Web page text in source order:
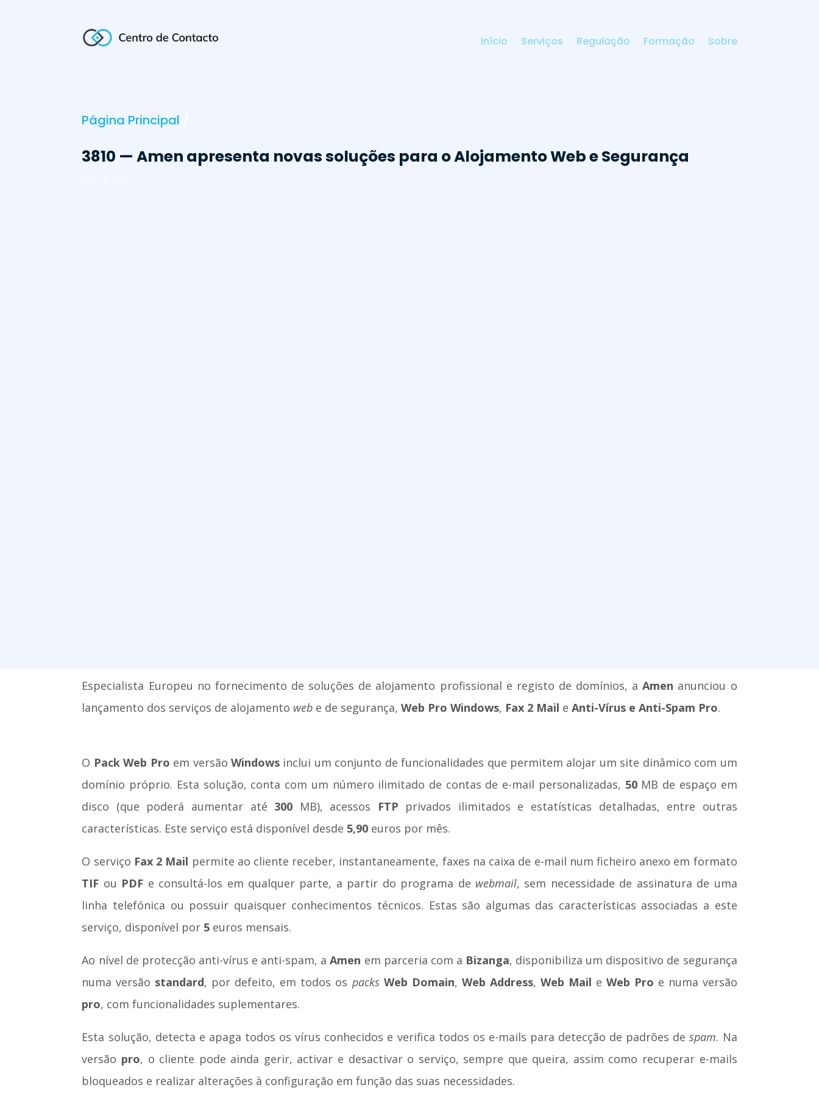
Início Serviços Regulação Formação Sobre
Página Principal
3810 — Amen apresenta novas soluções para o Alojamento Web e Segurança
Especialista Europeu no fornecimento de soluções de alojamento profissional e registo de domínios, aAmen anunciou o
lançamento dos serviços de alojamento web e de segurança,Web Pro Windows, Fax 2 Mail eAnti-Vírus e Anti-Spam Pro.
O Pack Web Pro em versãoWindows inclui um conjunto de funcionalidades que permitem alojar um site dinâmico com um
domínio próprio. Esta solução, conta com um número ilimitado de contas de e-mail personalizadas, 50MB de espaço em
disco (que poderá aumentar até 300 MB), acessos FTP privados ilimitados e estatísticas detalhadas, entre outras
características. Este serviço está disponível desde 5,90 euros por mês.
O serviço Fax 2 Mail permite ao cliente receber, instantaneamente, faxes na caixa de e-mail num ficheiro anexo em formato
TIF ou PDF e consultá-los em qualquer parte, a partir do programa de webmail, sem necessidade de assinatura de uma
linha telefónica ou possuir quaisquer conhecimentos técnicos. Estas são algumas das características associadas a este
serviço, disponível por 5 euros mensais.
Ao nível de protecção anti-vírus e anti-spam, aAmen em parceria com a Bizanga, disponibiliza um dispositivo de segurança
numa versão standard, por defeito, em todos os packs Web Domain, Web Address, Web Mail e Web Pro e numa versão
pro, com funcionalidades suplementares.
Esta solução, detecta e apaga todos os vírus conhecidos e verifica todos os e-mails para detecção de padrões despam. Na
versão pro, o cliente pode ainda gerir, activar e desactivar o serviço, sempre que queira, assim como recuperar e-mails
bloqueados e realizar alterações à configuração em função das suas necessidades.